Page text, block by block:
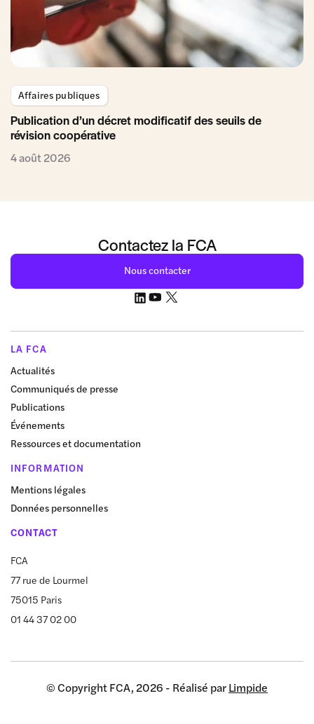
Affaires publiques
Publication d’un décret modificatif des seuils de
révision coopérative
4 août 2026
Contactez la FCA
Nous contacter
LA FCA
Actualités
Communiqués de presse
Publications
Événements
Ressources et documentation
INFORMATION
Mentions légales
Données personnelles
CONTACT
FCA
77 rue de Lourmel
75015 Paris
01 44 37 02 00
© Copyright FCA, 2026 - Réalisé parLimpide